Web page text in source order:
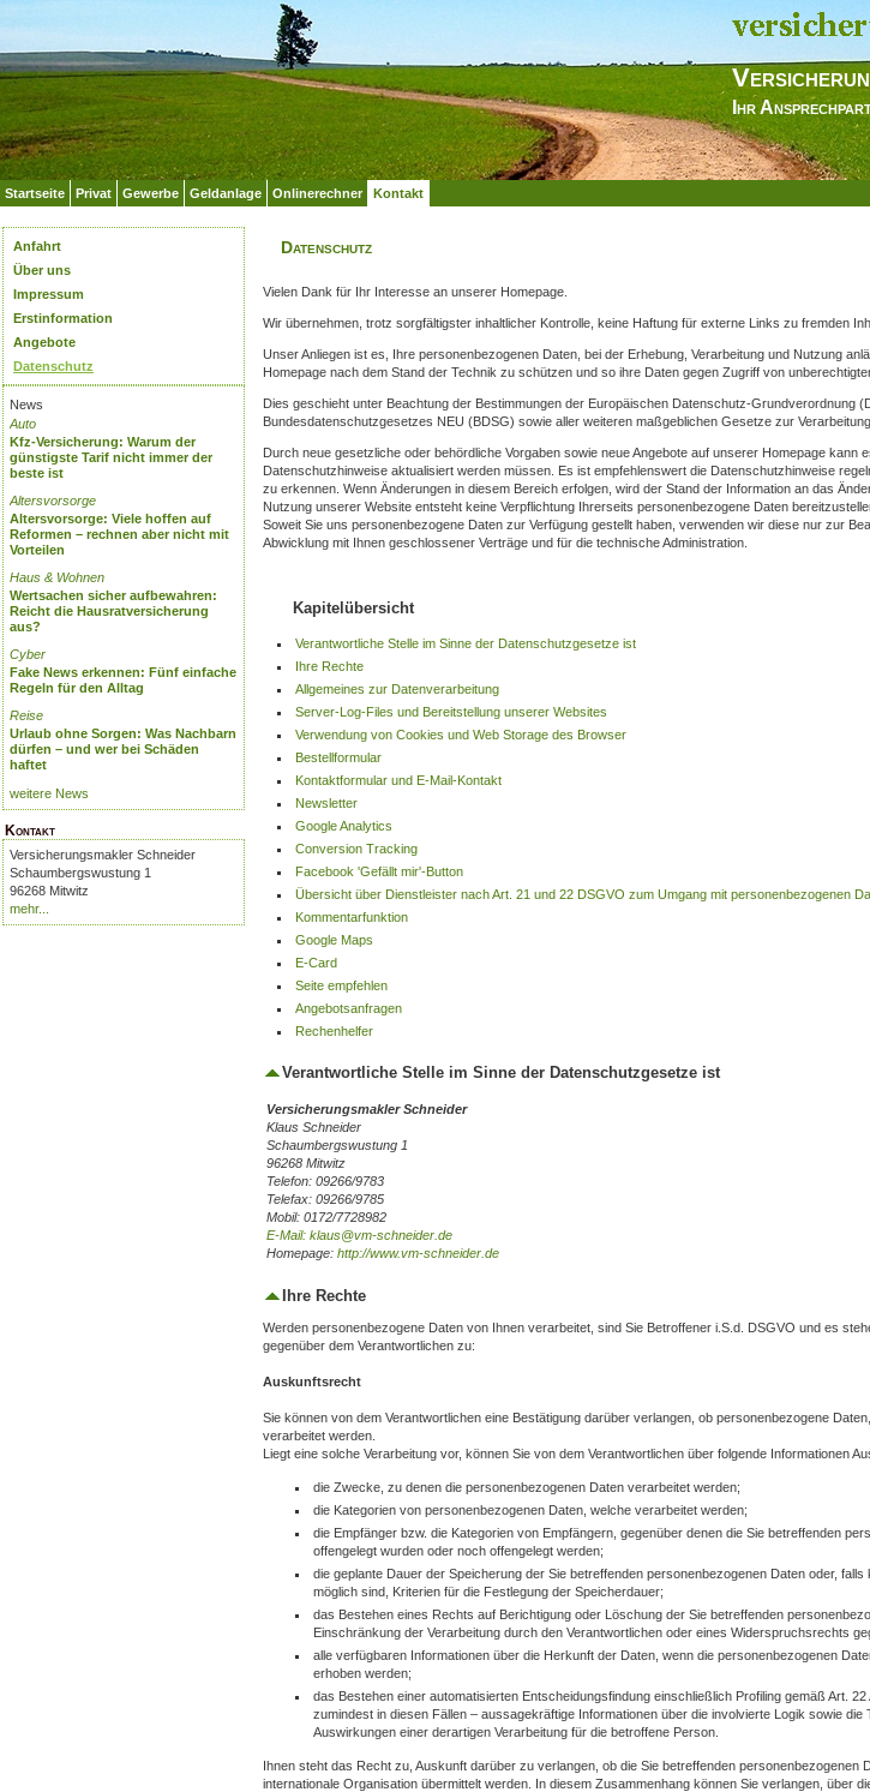
Ihr
Startseite Privat Gewerbe Geldanlage Onlinerechner Kontakt
Anfahrt
Über uns
Impressum
Erstinformation
Angebote
Datenschutz
News
Auto
Kfz-Versicherung: Warum der
günstigste Tarif nicht immer der
beste ist
Altersvorsorge
Altersvorsorge: Viele hoffen auf
Reformen – rechnen aber nicht mit
Vorteilen
Haus & Wohnen
Wertsachen sicher aufbewahren:
Reicht die Hausratversicherung
aus?
Cyber
Fake News erkennen: Fünf einfache
Regeln für den Alltag
Reise
Urlaub ohne Sorgen: Was Nachbarn
dürfen – und wer bei Schäden
haftet
weitere News
Kontakt
Versicherungsmakler Schneider
Schaumbergswustung 1
96268 Mitwitz
mehr...
Datenschutz
Vielen Dank für Ihr Interesse an unserer Homepage.
Wir übernehmen, trotz sorgfältigster inhaltlicher Kontrolle, keine Haftung für externe Links zu fremden
Unser Anliegen ist es, Ihre personenbezogenen Daten, bei der Erhebung, Verarbeitung und Nutzung
Homepage nach dem Stand der Technik zu schützen und so ihre Daten gegen Zugriff von
Dies geschieht unter Beachtung der Bestimmungen der Europäischen Datenschutz-Grundverordnung
Bundesdatenschutzgesetzes NEU (BDSG) sowie aller weiteren maßgeblichen Gesetze zur
Durch neue gesetzliche oder behördliche Vorgaben sowie neue Angebote auf unserer Homepage kann
Datenschutzhinweise aktualisiert werden müssen. Es ist empfehlenswert die Datenschutzhinweise
zu erkennen. Wenn Änderungen in diesem Bereich erfolgen, wird der Stand der Information an das
Nutzung unserer Website entsteht keine Verpflichtung Ihrerseits personenbezogene Daten
Soweit Sie uns personenbezogene Daten zur Verfügung gestellt haben, verwenden wir diese nur zur
Abwicklung mit Ihnen geschlossener Verträge und für die technische Administration.
Kapitelübersicht
Verantwortliche Stelle im Sinne der Datenschutzgesetze ist
Ihre Rechte
Allgemeines zur Datenverarbeitung
Server-Log-Files und Bereitstellung unserer Websites
Verwendung von Cookies und Web Storage des Browser
Bestellformular
Kontaktformular und E-Mail-Kontakt
Newsletter
Google Analytics
Conversion Tracking
Facebook 'Gefällt mir'-Button
Übersicht über Dienstleister nach Art. 21 und 22 DSGVO zum Umgang mit personenbezogenen
Kommentarfunktion
Google Maps
E-Card
Seite empfehlen
Angebotsanfragen
Rechenhelfer
Verantwortliche Stelle im Sinne der Datenschutzgesetze ist
Versicherungsmakler Schneider
Klaus Schneider
Schaumbergswustung 1
96268 Mitwitz
Telefon: 09266/9783
Telefax: 09266/9785
Mobil: 0172/7728982
E-Mail: klaus@vm-schneider.de
Homepage: http://www.vm-schneider.de
Ihre Rechte
Werden personenbezogene Daten von Ihnen verarbeitet, sind Sie Betroffener i.S.d. DSGVO und es
gegenüber dem Verantwortlichen zu:
Auskunftsrecht
Sie können von dem Verantwortlichen eine Bestätigung darüber verlangen, ob personenbezogene
verarbeitet werden.
Liegt eine solche Verarbeitung vor, können Sie von dem Verantwortlichen über folgende Informationen
die Zwecke, zu denen die personenbezogenen Daten verarbeitet werden;
die Kategorien von personenbezogenen Daten, welche verarbeitet werden;
die Empfänger bzw. die Kategorien von Empfängern, gegenüber denen die Sie betreffenden
offengelegt wurden oder noch offengelegt werden;
die geplante Dauer der Speicherung der Sie betreffenden personenbezogenen Daten oder,
möglich sind, Kriterien für die Festlegung der Speicherdauer;
das Bestehen eines Rechts auf Berichtigung oder Löschung der Sie betreffenden
Einschränkung der Verarbeitung durch den Verantwortlichen oder eines Widerspruchsrechts
alle verfügbaren Informationen über die Herkunft der Daten, wenn die personenbezogenen
erhoben werden;
das Bestehen einer automatisierten Entscheidungsfindung einschließlich Profiling gemäß Art.
zumindest in diesen Fällen – aussagekräftige Informationen über die involvierte Logik sowie die
Auswirkungen einer derartigen Verarbeitung für die betroffene Person.
Ihnen steht das Recht zu, Auskunft darüber zu verlangen, ob die Sie betreffenden personenbezogenen
internationale Organisation übermittelt werden. In diesem Zusammenhang können Sie verlangen, über